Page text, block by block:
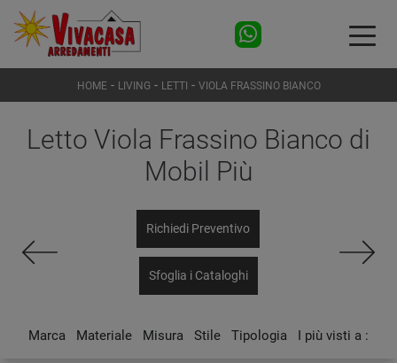
HOME- LIVING - LETTI - VIOLA FRASSINO BIANCO
Letto Viola Frassino Bianco di
Mobil Più
Richiedi Preventivo
Sfoglia i Cataloghi
Marca Materiale Misura Stile Tipologia I più visti a :